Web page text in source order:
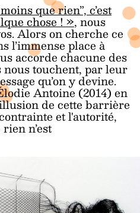
que rien”, c’est
chose ! », nous
Alors on cherche ce
l’immense place à
accorde chacune des
touchent, par leur
qu’on y devine.
Antoine (2014) en
de cette barrière
et l'autorité,
n’est